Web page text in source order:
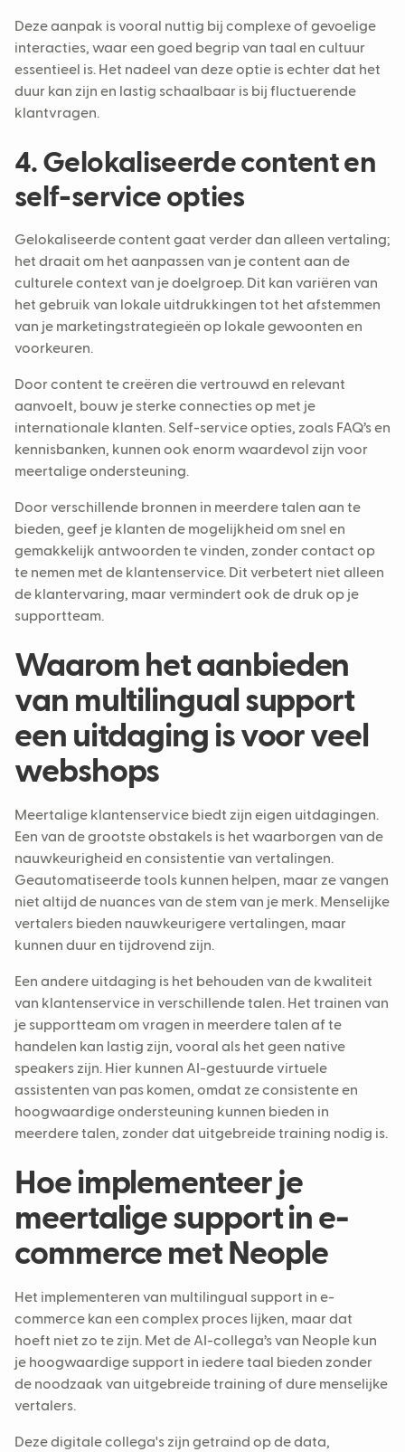
Deze aanpak is vooral nuttig bij complexe of gevoelige
interacties, waar een goed begrip van taal en cultuur
essentieel is. Het nadeel van deze optie is echter dat het
duur kan zijn en lastig schaalbaar is bij fluctuerende
klantvragen.
4. Gelokaliseerde content en
self-service opties
Gelokaliseerde content gaat verder dan alleen vertaling;
het draait om het aanpassen van je content aan de
culturele context van je doelgroep. Dit kan variëren van
het gebruik van lokale uitdrukkingen tot het afstemmen
van je marketingstrategieën op lokale gewoonten en
voorkeuren.
Door content te creëren die vertrouwd en relevant
aanvoelt, bouw je sterke connecties op met je
internationale klanten. Self-service opties, zoals FAQ’s en
kennisbanken, kunnen ook enorm waardevol zijn voor
meertalige ondersteuning.
Door verschillende bronnen in meerdere talen aan te
bieden, geef je klanten de mogelijkheid om snel en
gemakkelijk antwoorden te vinden, zonder contact op
te nemen met de klantenservice. Dit verbetert niet alleen
de klantervaring, maar vermindert ook de druk op je
supportteam.
Waarom het aanbieden
van multilingual support
een uitdaging is voor veel
webshops
Meertalige klantenservice biedt zijn eigen uitdagingen.
Een van de grootste obstakels is het waarborgen van de
nauwkeurigheid en consistentie van vertalingen.
Geautomatiseerde tools kunnen helpen, maar ze vangen
niet altijd de nuances van de stem van je merk. Menselijke
vertalers bieden nauwkeurigere vertalingen, maar
kunnen duur en tijdrovend zijn.
Een andere uitdaging is het behouden van de kwaliteit
van klantenservice in verschillende talen. Het trainen van
je supportteam om vragen in meerdere talen af te
handelen kan lastig zijn, vooral als het geen native
speakers zijn. Hier kunnen AI-gestuurde virtuele
assistenten van pas komen, omdat ze consistente en
hoogwaardige ondersteuning kunnen bieden in
meerdere talen, zonder dat uitgebreide training nodig is.
Hoe implementeer je
meertalige support in e-
commerce met Neople
Het implementeren van multilingual support in e-
commerce kan een complex proces lijken, maar dat
hoeft niet zo te zijn. Met de AI-collega’s van Neople kun
je hoogwaardige support in iedere taal bieden zonder
de noodzaak van uitgebreide training of dure menselijke
vertalers.
Deze digitale collega's zijn getraind op de data,